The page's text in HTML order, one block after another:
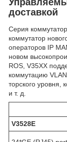
доставкой
Серия
коммутатор
операторов IP
новом
ROS, V35XX
коммутацию
торского уровня,
и т. д.
V3528E